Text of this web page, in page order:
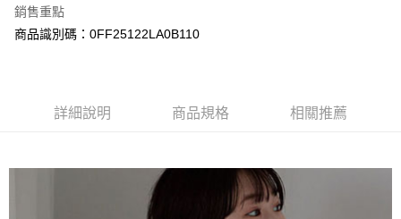
台灣樂天信用卡公司
大哥付你分期
相關說明
流程，驗證手機門號後，選擇欲分期的期數、繳款截止日，確認付款後即完
消。如遇「轉專審核」未通過狀況，表示未達大哥付你分期系統評分，恕無
【關於「AFTEE先享後付」】
１．簡單：不需註冊會員、不需綁卡、不需儲值。
２．便利：只要手機號碼，簡訊認證，即可結帳。
３．安心：先確認商品／服務後，再付款。
銷售重點
商品識別碼：0FF25122LA0B110
詳細說明 商品規格 相關推薦